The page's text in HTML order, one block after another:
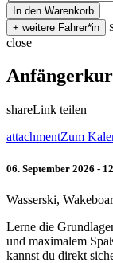
close
shareLink teilen
attachmentZum
06. September 2026 -
Wasserski,
Lerne die
und maximalem
kannst du direkt